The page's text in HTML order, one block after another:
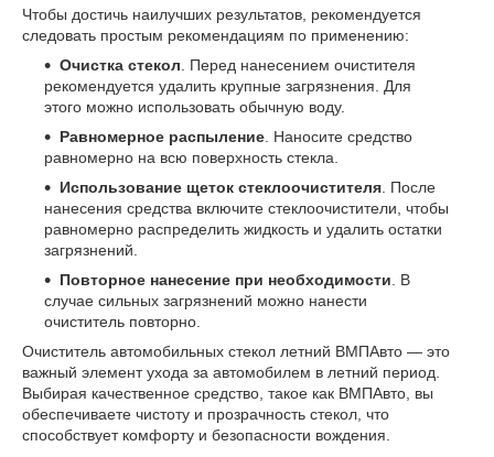
Чтобы достичь наилучших результатов, рекомендуется
следовать простым рекомендациям по применению:
Очистка стекол . Перед нанесением очистителя
рекомендуется удалить крупные загрязнения. Для
этого можно использовать обычную воду.
Равномерное распыление . Наносите средство
равномерно на всю поверхность стекла.
Использование щеток стеклоочистителя . После
нанесения средства включите стеклоочистители, чтобы
равномерно распределить жидкость и удалить остатки
загрязнений.
Повторное нанесение при необходимости . В
случае сильных загрязнений можно нанести
очиститель повторно.
Очиститель автомобильных стекол летний ВМПАвто — это
важный элемент ухода за автомобилем в летний период.
Выбирая качественное средство, такое как ВМПАвто, вы
обеспечиваете чистоту и прозрачность стекол, что
способствует комфорту и безопасности вождения.